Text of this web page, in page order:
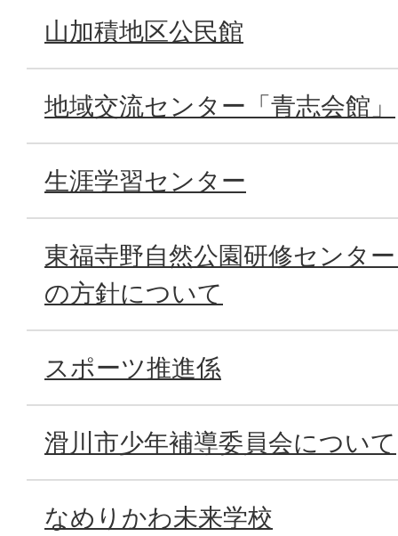
山加積地区公民館
地域交流センター「青志会館」
生涯学習センター
東福寺野自然公園研修センタ
の方針について
スポーツ推進係
滑川市少年補導委員会について
なめりかわ未来学校